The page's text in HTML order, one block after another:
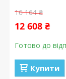
16 164 ₴
12 608 ₴
Готово до
Купити